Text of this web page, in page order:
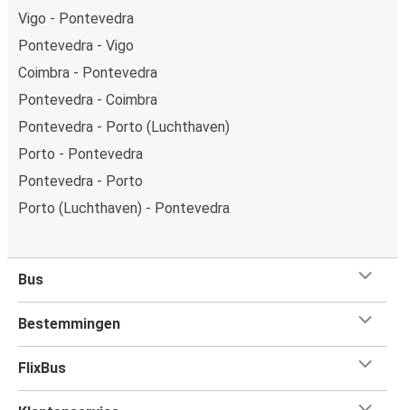
Vigo - Pontevedra
Pontevedra - Vigo
Coimbra - Pontevedra
Pontevedra - Coimbra
Pontevedra - Porto (Luchthaven)
Porto - Pontevedra
Pontevedra - Porto
Porto (Luchthaven) - Pontevedra
Bus
Bestemmingen
FlixBus